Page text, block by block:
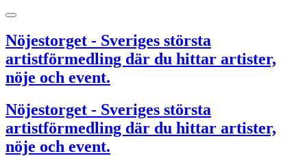
Nöjestorget - Sveriges största
artistförmedling där du hittar artister,
nöje och event.
Nöjestorget - Sveriges största
artistförmedling där du hittar artister,
nöje och event.